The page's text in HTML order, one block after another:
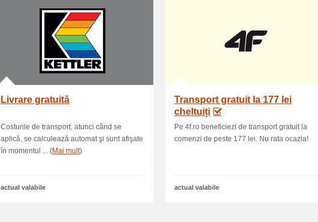
Livrare gratuită
Costurile de transport, atunci când se
aplică, se calculează automat şi sunt afişate
în momentul ... (Mai mult)
actual valabile
Transport gratuit la 177 lei
cheltuiți
Pe 4f.ro beneficiezi de transport gratuit la
comenzi de peste 177 lei. Nu rata ocazia!
actual valabile